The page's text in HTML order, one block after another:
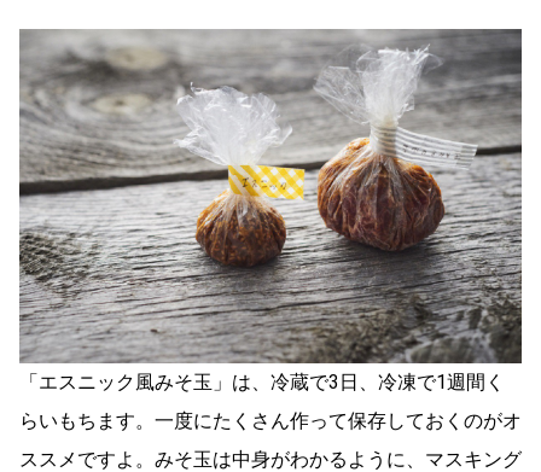
「エスニック風みそ玉」は、冷蔵で3日、冷凍で1週間く
らいもちます。一度にたくさん作って保存しておくのがオ
ススメですよ。みそ玉は中身がわかるように、マスキング